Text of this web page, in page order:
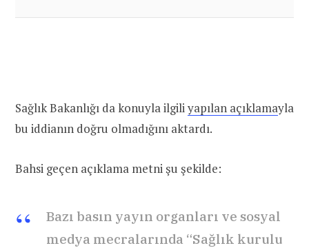
Sağlık Bakanlığı da konuyla ilgiliyapılan açıklamayla
bu iddianın doğru olmadığını aktardı.
Bahsi geçen açıklama metni şu şekilde:
Bazı basın yayın organları ve sosyal
medya mecralarında “Sağlık kurulu